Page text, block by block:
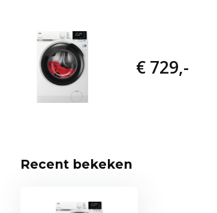
€ 729,-
Recent bekeken